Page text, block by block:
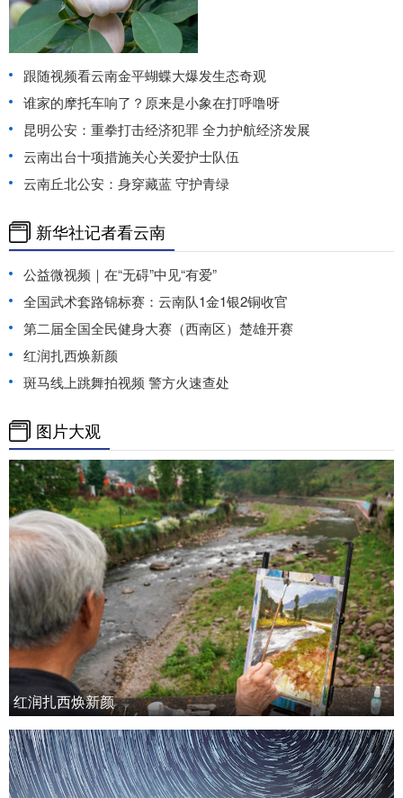
跟随视频看云南金平蝴蝶大爆发生态奇观
谁家的摩托车响了？原来是小象在打呼噜呀
昆明公安：重拳打击经济犯罪 全力护航经济发展
云南出台十项措施关心关爱护士队伍
云南丘北公安：身穿藏蓝 守护青绿
新华社记者看云南
公益微视频｜在“无碍”中见“有爱”
全国武术套路锦标赛：云南队1金1银2铜收官
第二届全国全民健身大赛（西南区）楚雄开赛
红润扎西焕新颜
斑马线上跳舞拍视频 警方火速查处
图片大观
红润扎西焕新颜